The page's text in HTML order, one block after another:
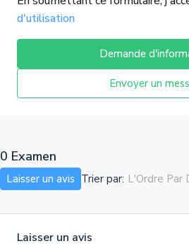
d'utilisation
Demande
Envoyer un
0 Examen
Trier par: L'Ordre Par
Laisser un avis
Laisser un avis